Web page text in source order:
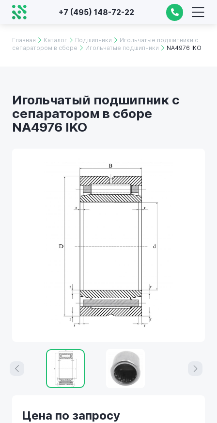
+7 (495) 148-72-22
Главная Каталог Подшипники
Игольчатые подшипники с
сепаратором в сборе
Игольчатые подшипники NA4976 IKO
Игольчатый подшипник с
сепаратором в сборе
NA4976 IKO
Цена по запросу